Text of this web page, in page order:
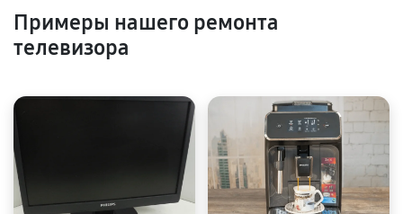
Примеры нашего ремонта
телевизора